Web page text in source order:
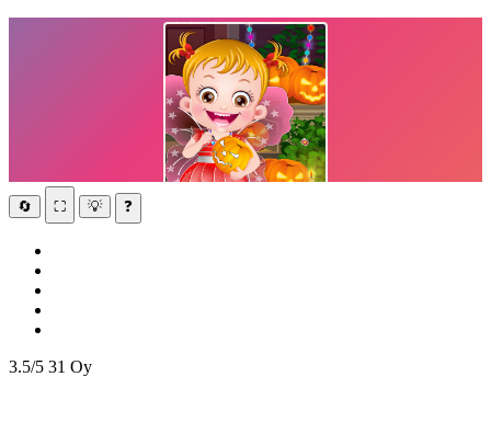
🔄 ⛶ 💡 ❓
3.5/5 31 Oy